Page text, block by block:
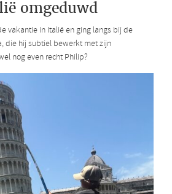
omgeduwd
vakantie in Italië en ging langs bij de
die hij subtiel bewerkt met zijn
nog even recht Philip?